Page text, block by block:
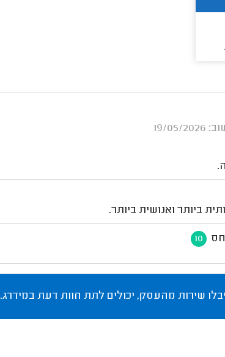
05/2026
ביותר ואנושית ביותר.
10
שירות מהעסק, יכולים לתת חוות דעת במידרג.